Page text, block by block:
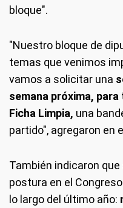
bloque".
"Nuestro bloque de
temas que venimos
vamos a solicitar una
semana próxima,
Ficha Limpia, una
partido", agregaron en
También indicaron
postura en el
lo largo del último año: